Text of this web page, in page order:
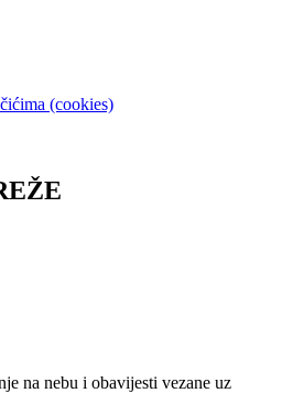
(cookies)
na nebu i obavijesti vezane uz